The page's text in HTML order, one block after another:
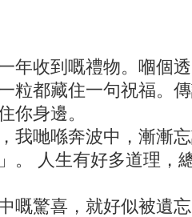
年收到嘅禮物。嗰個
粒都藏住一句祝福。
你身邊。
我哋喺奔波中，漸漸
。 人生有好多道理，
嘅驚喜，就好似被遺